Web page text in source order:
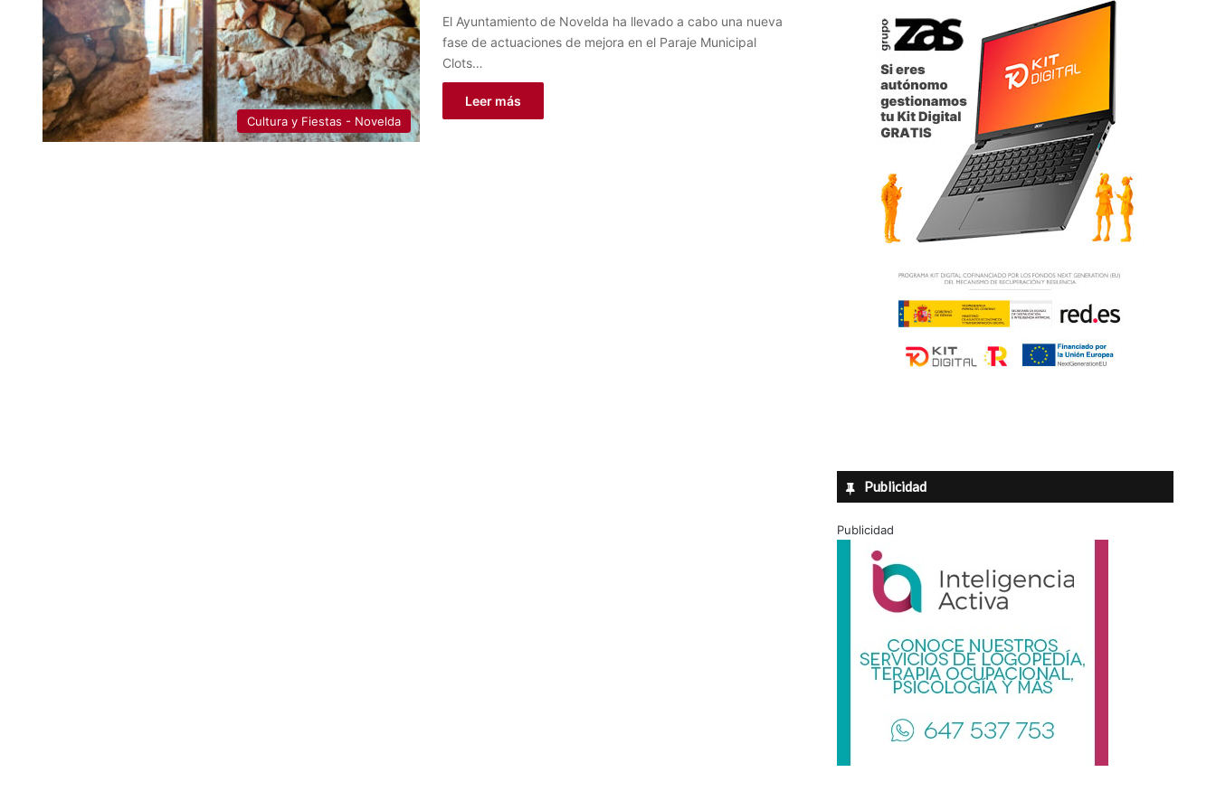
Cultura y Fiestas - Novelda
El Ayuntamiento de Novelda ha llevado a cabo una nueva
fase de actuaciones de mejora en el Paraje Municipal
Clots…
Leer más
Publicidad
Publicidad